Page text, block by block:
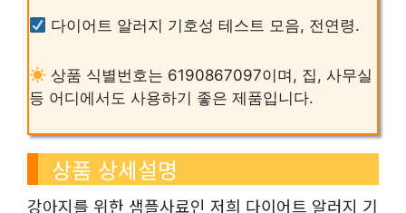
다이어트 알러지 기호성 테스트 모음, 전연령.
상품 식별번호는 6190867097이며, 집, 사무실
등 어디에서도 사용하기 좋은 제품입니다.
상품 상세설명
강아지를 위한 샘플사료인 저희 다이어트 알러지 기